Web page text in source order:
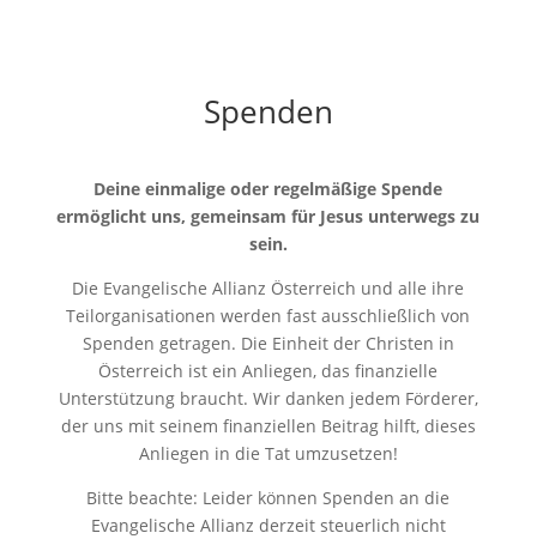
Spenden
Deine einmalige oder regelmäßige Spende
ermöglicht uns, gemeinsam für Jesus unterwegs zu
sein.
Die Evangelische Allianz Österreich und alle ihre
Teilorganisationen werden fast ausschließlich von
Spenden getragen. Die Einheit der Christen in
Österreich ist ein Anliegen, das finanzielle
Unterstützung braucht. Wir danken jedem Förderer,
der uns mit seinem finanziellen Beitrag hilft, dieses
Anliegen in die Tat umzusetzen!
Bitte beachte: Leider können Spenden an die
Evangelische Allianz derzeit steuerlich nicht